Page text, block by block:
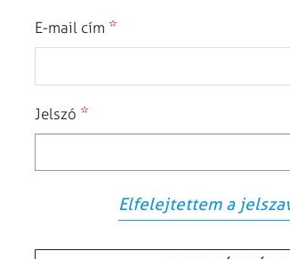
E-mail cím *
Jelszó *
Elfelejtettem a